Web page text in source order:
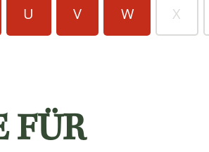
U V W X
FÜR